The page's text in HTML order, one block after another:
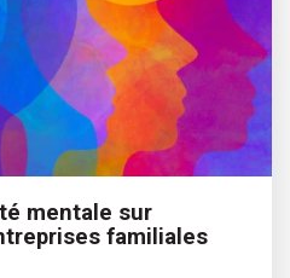
mentale sur
familiales